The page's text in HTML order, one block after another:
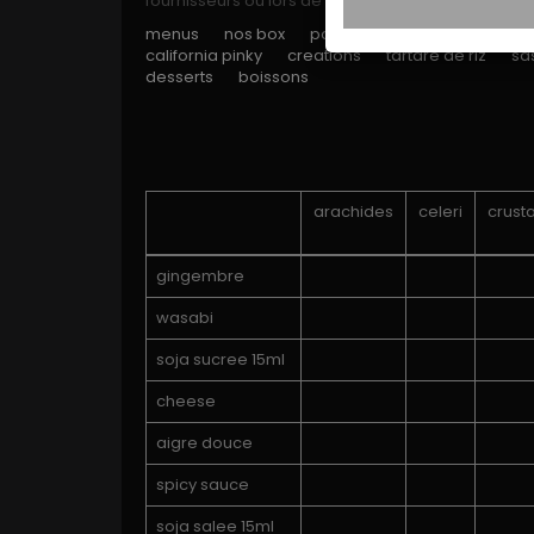
menus
nos box poke bowls sushi maki
california pinky
creations tartare de riz
desserts
boissons
arachides celeri
gingembre
wasabi
soja sucree 15ml
cheese
aigre douce
spicy sauce
soja salee 15ml